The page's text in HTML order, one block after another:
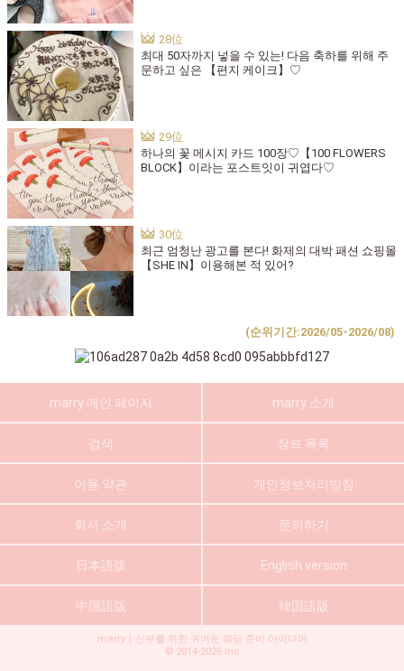
최대 50자까지 넣을 수 있는! 다음 축하를 위해 주
문하고 싶은 【편지 케이크】♡
하나의 꽃 메시지 카드 100장♡【100 FLOWERS
BLOCK】이라는 포스트잇이 귀엽다♡
최근 엄청난 광고를 본다! 화제의 대박 패션 쇼핑몰
【SHE IN】이용해본 적 있어?
(순위기간:2026/05-2026/08)
marry 메인 페이지 marry 소개
검색 장르 목록
이용 약관 개인정보처리방침
회사 소개 문의하기
日本語版 English version
中国語版 韓国語版
marry｜신부를 위한 귀여운 웨딩 준비 아이디어
© 2014-2026 Inc